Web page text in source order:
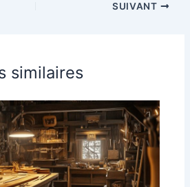
SUIVANT
similaires